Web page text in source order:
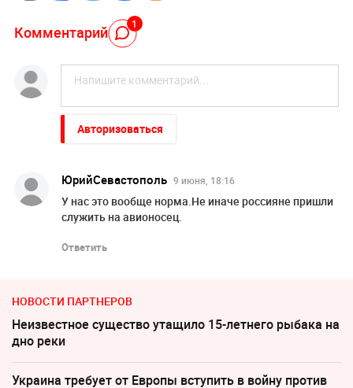
Комментарий 1
Авторизоваться
ЮрийСевастополь 9 июня, 18:16
У нас это вообще норма.Не иначе россияне пришли
служить на авионосец.
Ответить
НОВОСТИ ПАРТНЕРОВ
Неизвестное существо утащило 15-летнего рыбака на
дно реки
Украина требует от Европы вступить в войну против